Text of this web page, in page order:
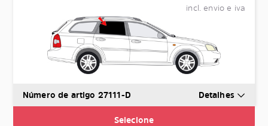
incl. envio e iva
Número de artigo 27111-D Detalhes
Selecione